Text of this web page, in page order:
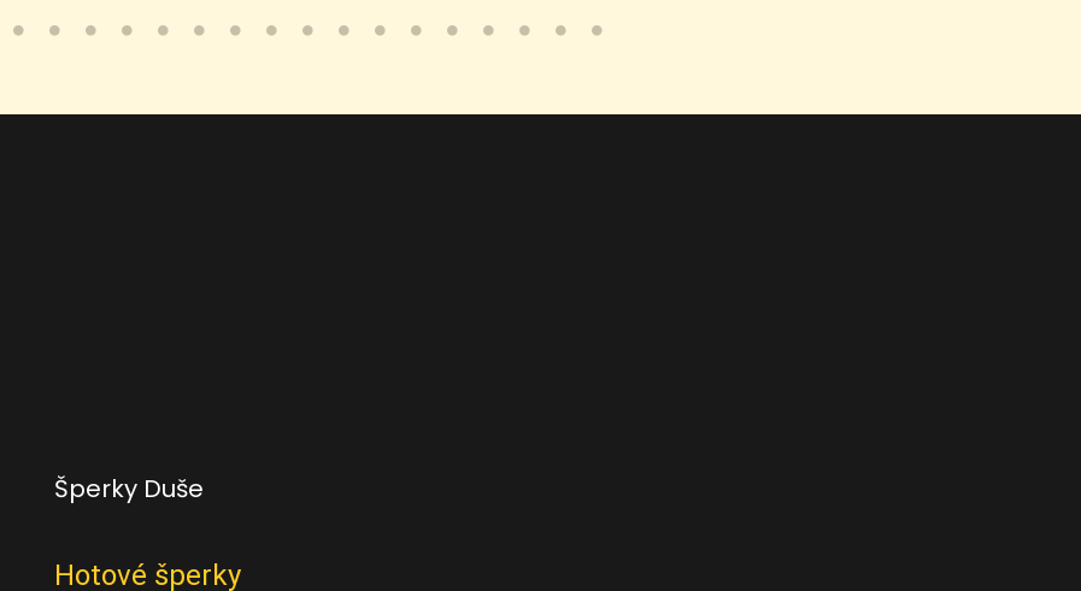
Šperky Duše
Hotové šperky